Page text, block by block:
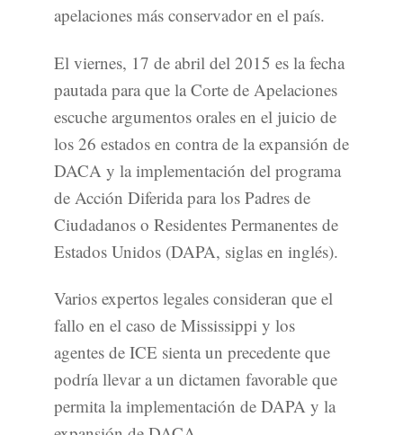
apelaciones más conservador en el país.
El viernes, 17 de abril del 2015 es la fecha
pautada para que la Corte de Apelaciones
escuche argumentos orales en el juicio de
los 26 estados en contra de la expansión de
DACA y la implementación del programa
de Acción Diferida para los Padres de
Ciudadanos o Residentes Permanentes de
Estados Unidos (DAPA, siglas en inglés).
Varios expertos legales consideran que el
fallo en el caso de Mississippi y los
agentes de ICE sienta un precedente que
podría llevar a un dictamen favorable que
permita la implementación de DAPA y la